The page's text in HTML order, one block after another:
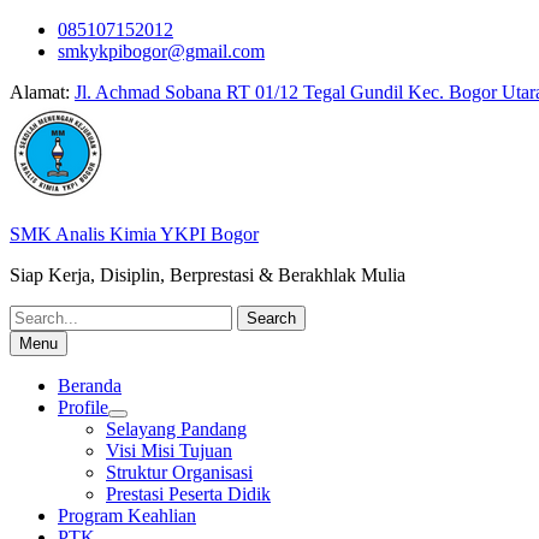
Skip
085107152012
smkykpibogor@gmail.com
Alamat: Jl. Achmad Sobana RT 01/12 Tegal Gundil Kec. Bogor
SMK Analis Kimia YKPI Bogor
Siap Kerja, Disiplin, Berprestasi & Berakhlak Mulia
Search
for:Menu
Beranda
Profile
Selayang Pandang
Visi Misi Tujuan
Struktur Organisasi
Prestasi Peserta Didik
Program Keahlian